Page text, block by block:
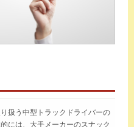
扱う中型トラックドライバーの
には、大手メーカーのスナック